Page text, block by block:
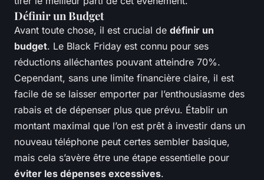
Définir un Budget
Avant toute chose, il est crucial de définir un
budget. Le Black Friday est connu pour ses
réductions alléchantes pouvant atteindre 70%.
Cependant, sans une limite financière claire, il est
facile de se laisser emporter par l’enthousiasme des
rabais et de dépenser plus que prévu. Établir un
montant maximal que l’on est prêt à investir dans un
nouveau téléphone peut certes sembler basique,
mais cela s’avère être une étape essentielle pour
éviter les dépenses excessives.